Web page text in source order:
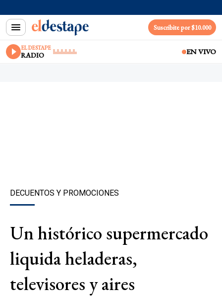
Suscribite por $10.000
EL DESTAPE
RADIO EN VIVO
DECUENTOS Y PROMOCIONES
Un histórico supermercado
liquida heladeras,
televisores y aires